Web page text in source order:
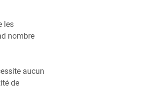
les
nombre
aucun
de